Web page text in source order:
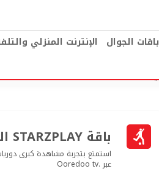
باقات الجوال
الإنترنت المنزلي
باقة STARZPLAY الرياضية
عبر .Ooredoo tv